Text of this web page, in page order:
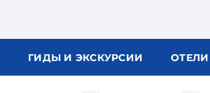
ГИДЫ И ЭКСКУРСИИ ОТЕЛИ